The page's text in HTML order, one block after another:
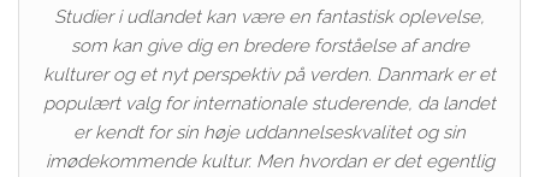
Studier i udlandet kan være en fantastisk oplevelse,
som kan give dig en bredere forståelse af andre
kulturer og et nyt perspektiv på verden. Danmark er et
populært valg for internationale studerende, da landet
er kendt for sin høje uddannelseskvalitet og sin
imødekommende kultur. Men hvordan er det egentlig